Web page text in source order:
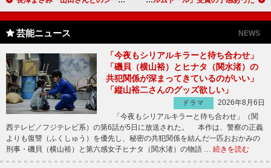
芸能ニュース NEWS
「今夜もシリアルキラーと待ち合わせ」
「磯貝（横山裕）とヒナタ（関水渚）の
共犯関係が深まってきているのがいい」
「縦山裕二さんのグッズ欲しい」
ドラマ
2026年8月6日
「今夜もシリアルキラーと待ち合わせ」（関
西テレビ／フジテレビ系）の第6話が5日に放送された。 本作は、警察の正義
よりも復讐（ふくしゅう）を優先し、秘密の共犯関係を結んだ一匹おおかみの
刑事・磯貝（横山裕）と第六感女子ヒナタ（関水渚）の物語 … 続きを読む